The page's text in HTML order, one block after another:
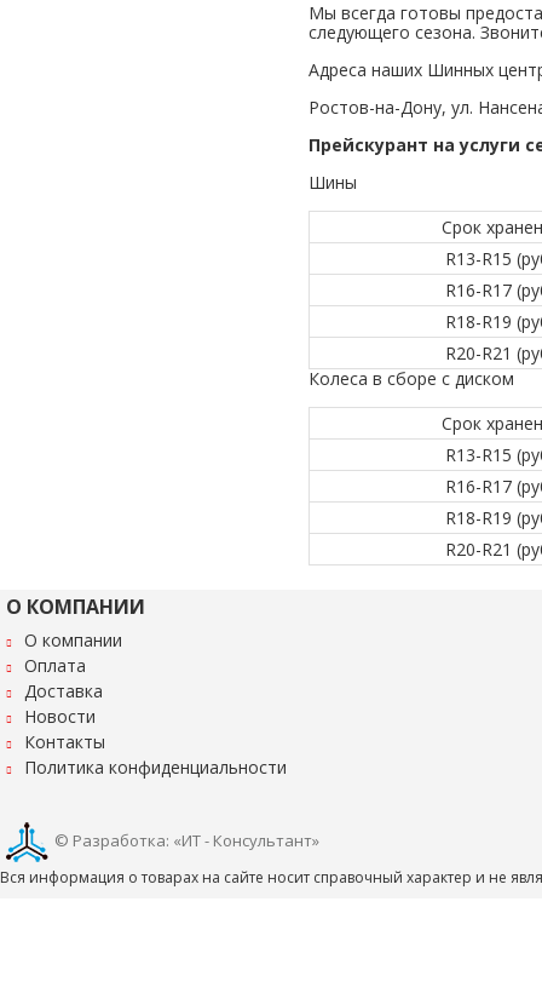
Мы всегда готовы
следующего сезона.
Адреса наших Шинных
Ростов-на-Дону, ул.
Прейскурант на услуги
Шины
Срок
R13-R15
R16-R17
R18-R19
R20-R21
Колеса в сборе с диском
Срок
R13-R15
R16-R17
R18-R19
R20-R21
О КОМПАНИИ
О компании
Оплата
Доставка
Новости
Контакты
Политика конфиденциальности
© Разработка: «ИТ - Консультант»
Вся информация о товарах на сайте носит справочный характер и не